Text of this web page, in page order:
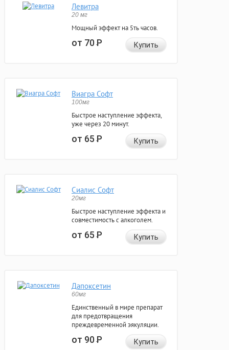
Левитра
20 мг
Мощный эффект на 5ть часов.
от 70Р Купить
Виагра Софт
100мг
Быстрое наступление эффекта,
уже через 20 минут.
от 65Р Купить
Сиалис Софт
20мг
Быстрое наступление эффекта и
совместимость с алкоголем.
от 65Р Купить
Дапоксетин
60мг
Единственный в мире препарат
для предотвращения
преждевременной эякуляции.
от 90Р Купить